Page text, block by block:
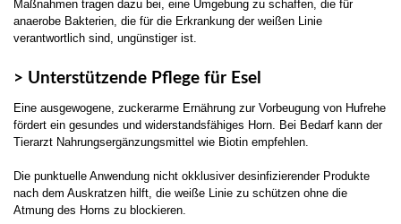
Maßnahmen tragen dazu bei, eine Umgebung zu schaffen, die für
anaerobe Bakterien, die für die Erkrankung der weißen Linie
verantwortlich sind, ungünstiger ist.
> Unterstützende Pflege für Esel
Eine ausgewogene, zuckerarme Ernährung zur Vorbeugung von Hufrehe
fördert ein gesundes und widerstandsfähiges Horn. Bei Bedarf kann der
Tierarzt Nahrungsergänzungsmittel wie Biotin empfehlen.
Die punktuelle Anwendung nicht okklusiver desinfizierender Produkte
nach dem Auskratzen hilft, die weiße Linie zu schützen ohne die
Atmung des Horns zu blockieren.